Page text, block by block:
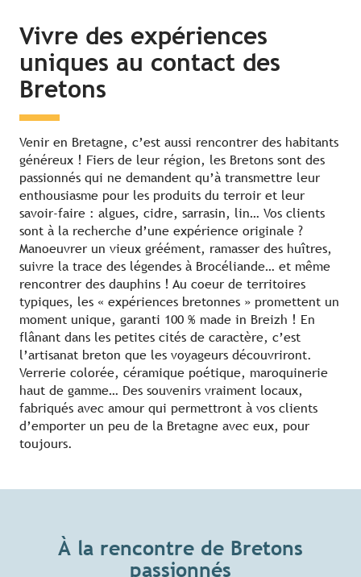
Vivre des expériences
uniques au contact des
Bretons
Venir en Bretagne, c’est aussi rencontrer des habitants
généreux ! Fiers de leur région, les Bretons sont des
passionnés qui ne demandent qu’à transmettre leur
enthousiasme pour les produits du terroir et leur
savoir-faire : algues, cidre, sarrasin, lin… Vos clients
sont à la recherche d’une expérience originale ?
Manoeuvrer un vieux gréément, ramasser des huîtres,
suivre la trace des légendes à Brocéliande… et même
rencontrer des dauphins ! Au coeur de territoires
typiques, les « expériences bretonnes » promettent un
moment unique, garanti 100 % made in Breizh ! En
flânant dans les petites cités de caractère, c’est
l’artisanat breton que les voyageurs découvriront.
Verrerie colorée, céramique poétique, maroquinerie
haut de gamme… Des souvenirs vraiment locaux,
fabriqués avec amour qui permettront à vos clients
d’emporter un peu de la Bretagne avec eux, pour
toujours.
À la rencontre de Bretons
passionnés